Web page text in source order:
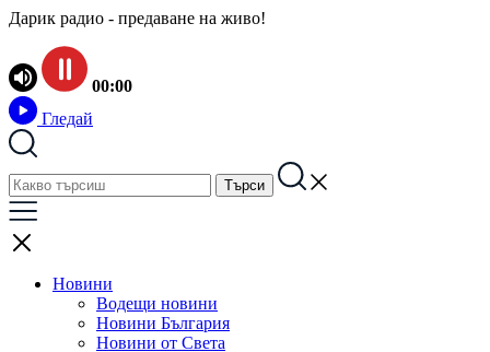
Дарик радио - предаване на живо!
00:00
Гледай
Новини
Водещи новини
Новини България
Новини от Света